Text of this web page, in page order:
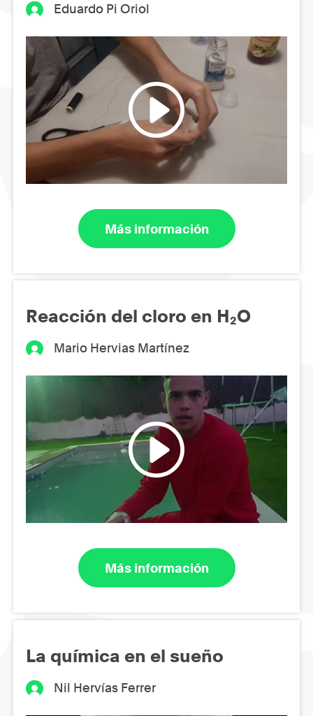
Eduardo Pi Oriol
Más información
Reacción del cloro en H₂O
Mario Hervias Martínez
Más información
La química en el sueño
Nil Hervías Ferrer